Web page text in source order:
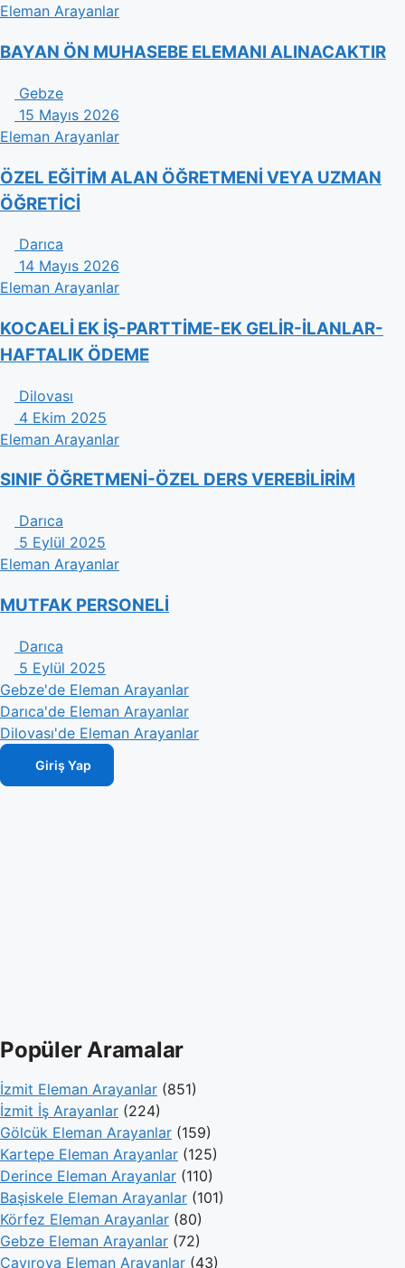
Eleman Arayanlar
BAYAN ÖN MUHASEBE ELEMANI ALINACAKTIR
Gebze
15 Mayıs 2026
Eleman Arayanlar
ÖZEL EĞİTİM ALAN ÖĞRETMENİ VEYA UZMAN
ÖĞRETİCİ
Darıca
14 Mayıs 2026
Eleman Arayanlar
KOCAELİ EK İŞ-PARTTİME-EK GELİR-İLANLAR-
HAFTALIK ÖDEME
Dilovası
4 Ekim 2025
Eleman Arayanlar
SINIF ÖĞRETMENİ-ÖZEL DERS VEREBİLİRİM
Darıca
5 Eylül 2025
Eleman Arayanlar
MUTFAK PERSONELİ
Darıca
5 Eylül 2025
Gebze'de Eleman Arayanlar
Darıca'de Eleman Arayanlar
Dilovası'de Eleman Arayanlar
Giriş Yap
Popüler Aramalar
İzmit Eleman Arayanlar (851)
İzmit İş Arayanlar (224)
Gölcük Eleman Arayanlar (159)
Kartepe Eleman Arayanlar (125)
Derince Eleman Arayanlar (110)
Başiskele Eleman Arayanlar (101)
Körfez Eleman Arayanlar (80)
Gebze Eleman Arayanlar (72)
Çayırova Eleman Arayanlar (43)